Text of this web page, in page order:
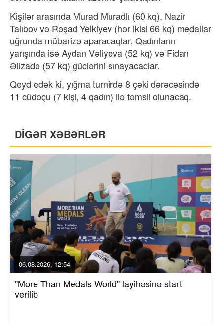
Kişilər arasında Murad Muradlı (60 kq), Nazir
Talıbov və Rəşad Yelkiyev (hər ikisi 66 kq) medallar
uğrunda mübarizə aparacaqlar. Qadınların
yarışında isə Aydan Vəliyeva (52 kq) və Fidan
Əlizadə (57 kq) güclərini sınayacaqlar.
Qeyd edək ki, yığma turnirdə 8 çəki dərəcəsində
11 cüdoçu (7 kişi, 4 qadın) ilə təmsil olunacaq.
DİGƏR XƏBƏRLƏR
06.08.2026, 12:54
"More Than Medals World" layihəsinə start
verilib